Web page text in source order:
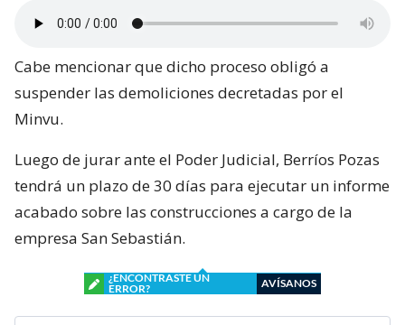
Cabe mencionar que dicho proceso obligó a
suspender las demoliciones decretadas por el
Minvu.
Luego de jurar ante el Poder Judicial, Berríos Pozas
tendrá un plazo de 30 días para ejecutar un informe
acabado sobre las construcciones a cargo de la
empresa San Sebastián.
¿ENCONTRASTE UN
ERROR?
AVÍSANOS